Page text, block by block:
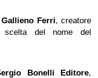
Gallieno Ferri, creatore
del nome del
Bonelli Editore,